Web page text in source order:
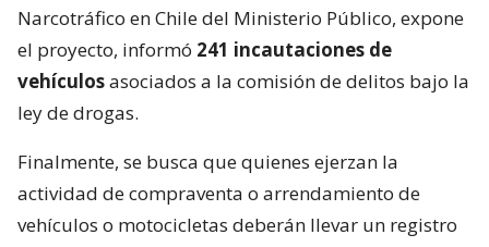
Narcotráfico en Chile del Ministerio Público, expone
el proyecto, informó 241 incautaciones de
vehículosasociados a la comisión de delitos bajo la
ley de drogas.
Finalmente, se busca que quienes ejerzan la
actividad de compraventa o arrendamiento de
vehículos o motocicletas deberán llevar un registro